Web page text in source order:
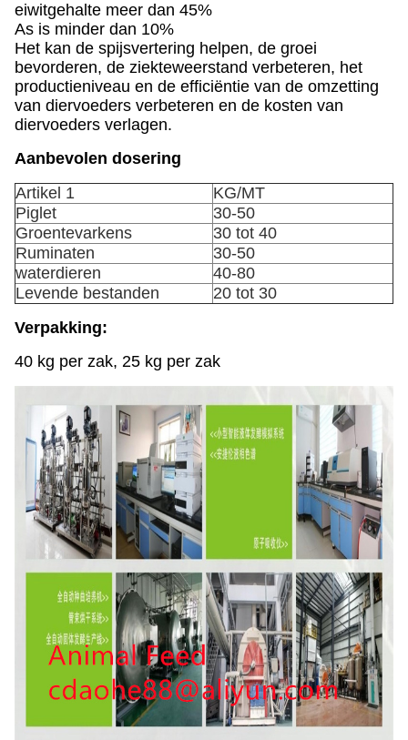
eiwitgehalte meer dan 45%
As is minder dan 10%
Het kan de spijsvertering helpen, de groei
bevorderen, de ziekteweerstand verbeteren, het
productieniveau en de efficiëntie van de omzetting
van diervoeders verbeteren en de kosten van
diervoeders verlagen.
Aanbevolen dosering
Artikel 1
KG/MT
Piglet
30-50
Groentevarkens
30 tot 40
Ruminaten
30-50
waterdieren
40-80
Levende bestanden
20 tot 30
Verpakking:
40 kg per zak, 25 kg per zak